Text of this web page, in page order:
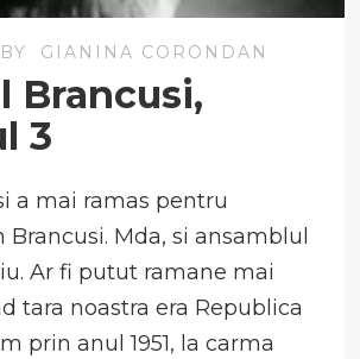
BY GIANINA CORONDAN
Brancusi,
3
a mai ramas pentru
Mda, si ansamblul
Ar fi putut ramane mai
tara noastra era Republica
prin anul 1951, la carma